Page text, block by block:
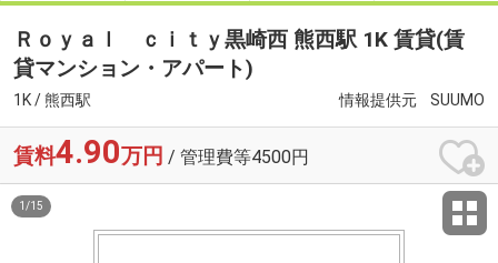
Ｒｏｙａｌ ｃｉｔｙ黒崎西 熊西駅 1K 賃貸(賃
貸マンション・アパート)
1K / 熊西駅 情報提供元 SUUMO
賃料4.90万円 / 管理費等4500円
1 /15